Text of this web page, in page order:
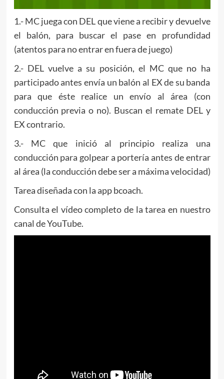
1.- MC juega con DEL que viene a recibir y devuelve
el balón, para buscar el pase en profundidad
(atentos para no entrar en fuera de juego)
2.- DEL vuelve a su posición, el MC que no ha
participado antes envía un balón al EX de su banda
para que éste realice un envío al área (con
conducción previa o no). Buscan el remate DEL y
EX contrario.
3.- MC que inició al principio realiza una
conducción para golpear a portería antes de entrar
al área (la conducción debe ser a máxima velocidad)
Tarea diseñada con la app bcoach.
Consulta el vídeo completo de la tarea en nuestro
canal de YouTube.